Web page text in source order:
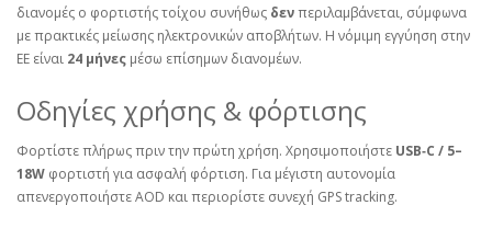
διανομές ο φορτιστής τοίχου συνήθως δενπεριλαμβάνεται, σύμφωνα
με πρακτικές μείωσης ηλεκτρονικών αποβλήτων. Η νόμιμη εγγύηση στην
ΕΕ είναι 24 μήνες μέσω επίσημων διανομέων.
Οδηγίες χρήσης & φόρτισης
Φορτίστε πλήρως πριν την πρώτη χρήση. Χρησιμοποιήστε USB‑C / 5–
18W φορτιστή για ασφαλή φόρτιση. Για μέγιστη αυτονομία
απενεργοποιήστε AOD και περιορίστε συνεχή GPS tracking.